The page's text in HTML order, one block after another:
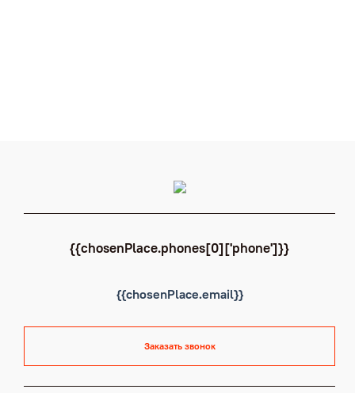
{{chosenPlace.phones[0]['phone']}}
{{chosenPlace.email}}
Заказать звонок